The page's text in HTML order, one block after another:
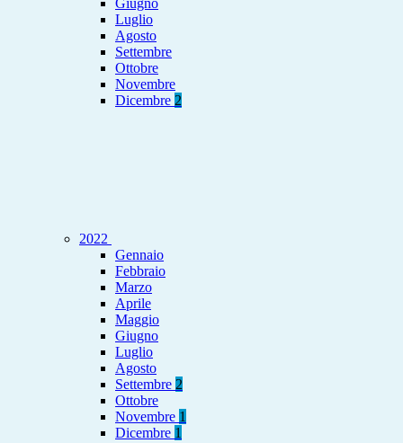
Giugno
Luglio
Agosto
Settembre
Ottobre
Novembre
Dicembre 2
2022
Gennaio
Febbraio
Marzo
Aprile
Maggio
Giugno
Luglio
Agosto
Settembre 2
Ottobre
Novembre 1
Dicembre 1